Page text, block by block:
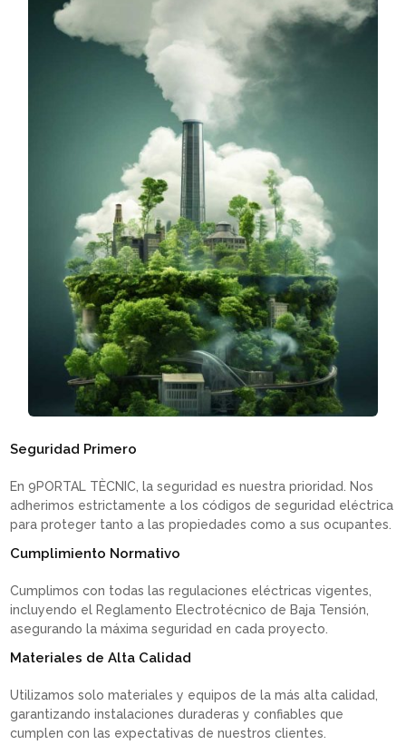
Seguridad Primero
En 9PORTAL TÈCNIC, la seguridad es nuestra prioridad. Nos
adherimos estrictamente a los códigos de seguridad eléctrica
para proteger tanto a las propiedades como a sus ocupantes.
Cumplimiento Normativo
Cumplimos con todas las regulaciones eléctricas vigentes,
incluyendo el Reglamento Electrotécnico de Baja Tensión,
asegurando la máxima seguridad en cada proyecto.
Materiales de Alta Calidad
Utilizamos solo materiales y equipos de la más alta calidad,
garantizando instalaciones duraderas y confiables que
cumplen con las expectativas de nuestros clientes.